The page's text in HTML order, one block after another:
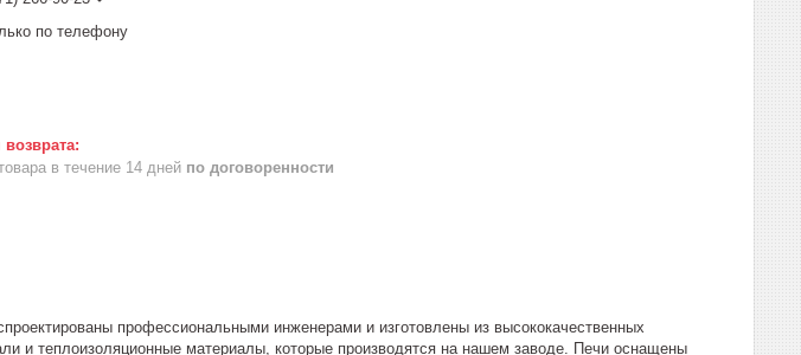
по телефону
в течение 14 дней по договоренности
профессиональными инженерами и изготовлены из высококачественных
и теплоизоляционные материалы, которые производятся на нашем заводе. Печи оснащены